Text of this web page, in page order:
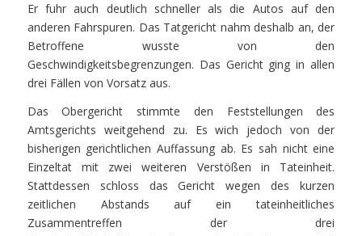
Er fuhr auch deutlich schneller als die Autos auf den
anderen Fahrspuren. Das Tatgericht nahm deshalb an, der
Betroffene wusste von den
Geschwindigkeitsbegrenzungen. Das Gericht ging in allen
drei Fällen von Vorsatz aus.
Das Obergericht stimmte den Feststellungen des
Amtsgerichts weitgehend zu. Es wich jedoch von der
bisherigen gerichtlichen Auffassung ab. Es sah nicht eine
Einzeltat mit zwei weiteren Verstößen in Tateinheit.
Stattdessen schloss das Gericht wegen des kurzen
zeitlichen Abstands auf ein tateinheitliches
Zusammentreffen der drei